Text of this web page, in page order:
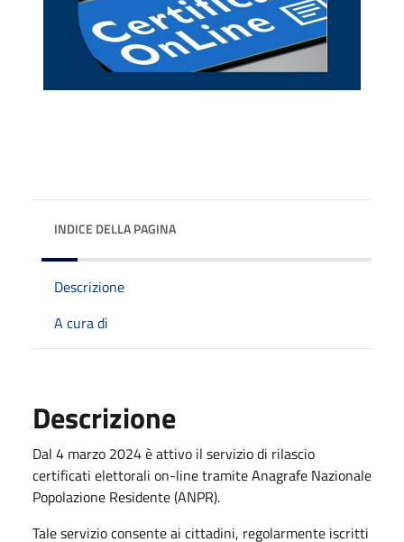
INDICE DELLA PAGINA
Descrizione
A cura di
Descrizione
Dal 4 marzo 2024 è attivo il servizio di rilascio
certificati elettorali on-line tramite Anagrafe Nazionale
Popolazione Residente (ANPR).
Tale servizio consente ai cittadini, regolarmente iscritti